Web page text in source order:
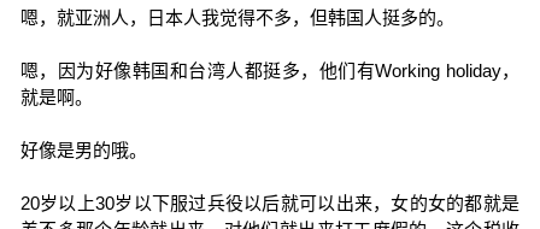
嗯，就亚洲人，日本人我觉得不多，但韩国人挺多的。
嗯，因为好像韩国和台湾人都挺多，他们有Working holiday，
就是啊。
好像是男的哦。
20岁以上30岁以下服过兵役以后就可以出来，女的女的都就是